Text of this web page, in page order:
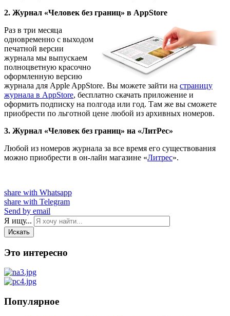
2. Журнал «Человек без границ» в AppStore
Раз в три месяца
одновременно с выходом
печатной версии
журнала мы выпускаем
полноцветную красочно
оформленную версию
журнала для Apple AppStore. Вы можете зайти на страницу
журнала в AppStore, бесплатно скачать приложение и
оформить подписку на полгода или год. Там же вы сможете
приобрести по льготной цене любой из архивных номеров.
3. Журнал «Человек без границ» на «ЛитРес»
Любой из номеров журнала за все время его существования
можно приобрести в он-лайн магазине «Литрес».
share with Whatsapp
share with Telegram
Send by email
Я ищу...
Искать
Это интересно
Популярное